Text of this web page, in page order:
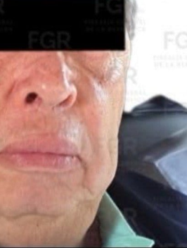
pidió al Comité seguir
de México y como primera
de Tecnología del Agua
para verificar si en el
Sabinas-Burro-Picachos en
Burgos en la zona noreste de
y gas no convencional.